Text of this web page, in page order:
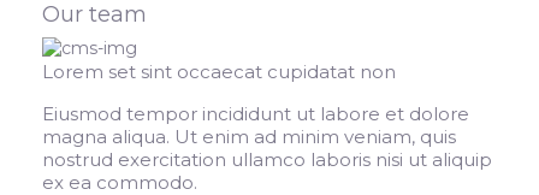
Our team
Lorem set sint occaecat cupidatat non
Eiusmod tempor incididunt ut labore et dolore
magna aliqua. Ut enim ad minim veniam, quis
nostrud exercitation ullamco laboris nisi ut aliquip
ex ea commodo.